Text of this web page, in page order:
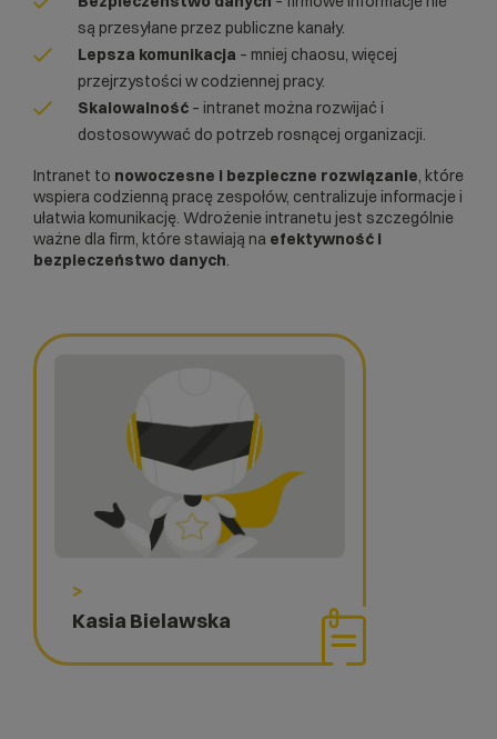
>
Kasia Bielawska
są przesyłane przez publiczne kanały.
Lepsza komunikacja – mniej chaosu, więcej
przejrzystości w codziennej pracy.
Skalowalność – intranet można rozwijać i
dostosowywać do potrzeb rosnącej organizacji.
Intranet to nowoczesne i bezpieczne rozwiązanie, które
wspiera codzienną pracę zespołów, centralizuje informacje i
ułatwia komunikację. Wdrożenie intranetu jest szczególnie
ważne dla firm, które stawiają na efektywność i
bezpieczeństwo danych.